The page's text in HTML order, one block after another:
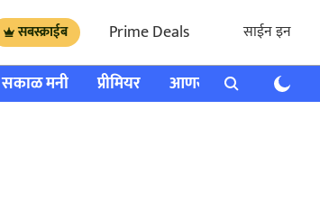
सबस्क्राईब Prime Deals साईन इन
सकाळ मनी प्रीमियर आणखी राशी भविष्य